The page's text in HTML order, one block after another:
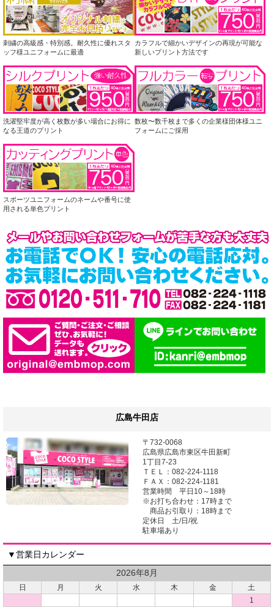
刺繍の高級感・特別感。耐久性に優れスタ
ッフ様ユニフォームに最適
カラフルで細かいデザインの再現が可能な
新しいプリント方法です
洗濯堅牢度が高く枚数が多い場合にお得に
なる王道のプリント
数枚〜数千枚まで多くの企業様団体様ユニ
フォームにご採用
スポーツユニフォームのネームや番号に使
用される単色プリント
広島牛田店
〒732-0068
広島県広島市東区牛田新町
1丁目7-23
ＴＥＬ：082-224-1118
ＦＡＸ：082-224-1181
営業時間 平日10～18時
※お打ち合わせ：17時まで
商品お引取り：18時まで
定休日 土/日/祝
駐車場あり
▼営業日カレンダー
2026年8月
日 月 火 水 木 金
土
1